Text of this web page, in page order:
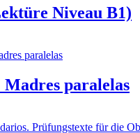
Niveau B1)
paralelas